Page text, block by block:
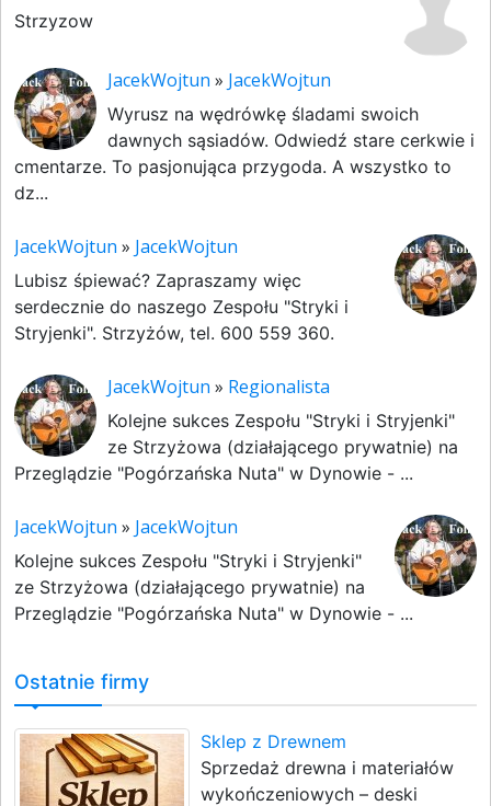
Strzyzow
JacekWojtun » JacekWojtun
Wyrusz na wędrówkę śladami swoich
dawnych sąsiadów. Odwiedź stare cerkwie i
cmentarze. To pasjonująca przygoda. A wszystko to
dz...
JacekWojtun » JacekWojtun
Lubisz śpiewać? Zapraszamy więc
serdecznie do naszego Zespołu "Stryki i
Stryjenki". Strzyżów, tel. 600 559 360.
JacekWojtun » Regionalista
Kolejne sukces Zespołu "Stryki i Stryjenki"
ze Strzyżowa (działającego prywatnie) na
Przeglądzie "Pogórzańska Nuta" w Dynowie - ...
JacekWojtun » JacekWojtun
Kolejne sukces Zespołu "Stryki i Stryjenki"
ze Strzyżowa (działającego prywatnie) na
Przeglądzie "Pogórzańska Nuta" w Dynowie - ...
Ostatnie firmy
Sklep z Drewnem
Sprzedaż drewna i materiałów
wykończeniowych – deski